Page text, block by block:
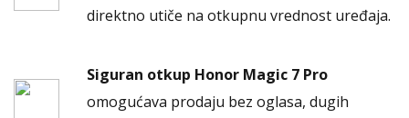
direktno utiče na otkupnu vrednost uređaja.
Siguran otkup Honor Magic 7 Pro
omogućava prodaju bez oglasa, dugih